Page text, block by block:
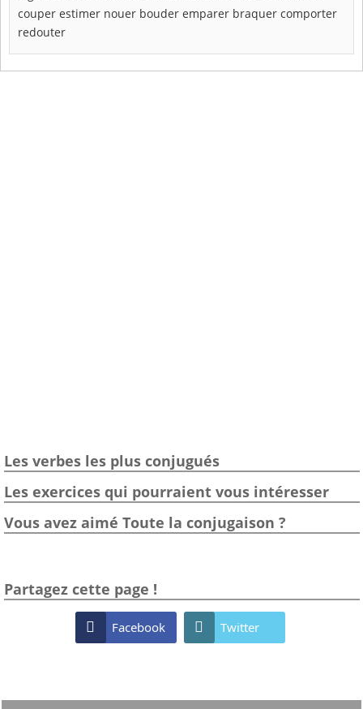
couper estimer nouer bouder emparer braquer comporter
redouter
Les verbes les plus conjugués
Les exercices qui pourraient vous intéresser
Vous avez aimé Toute la conjugaison ?
Partagez cette page !
 Facebook  Twitter